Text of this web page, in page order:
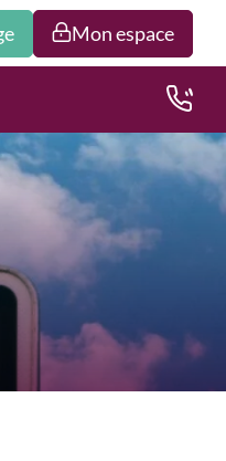
Mon espace